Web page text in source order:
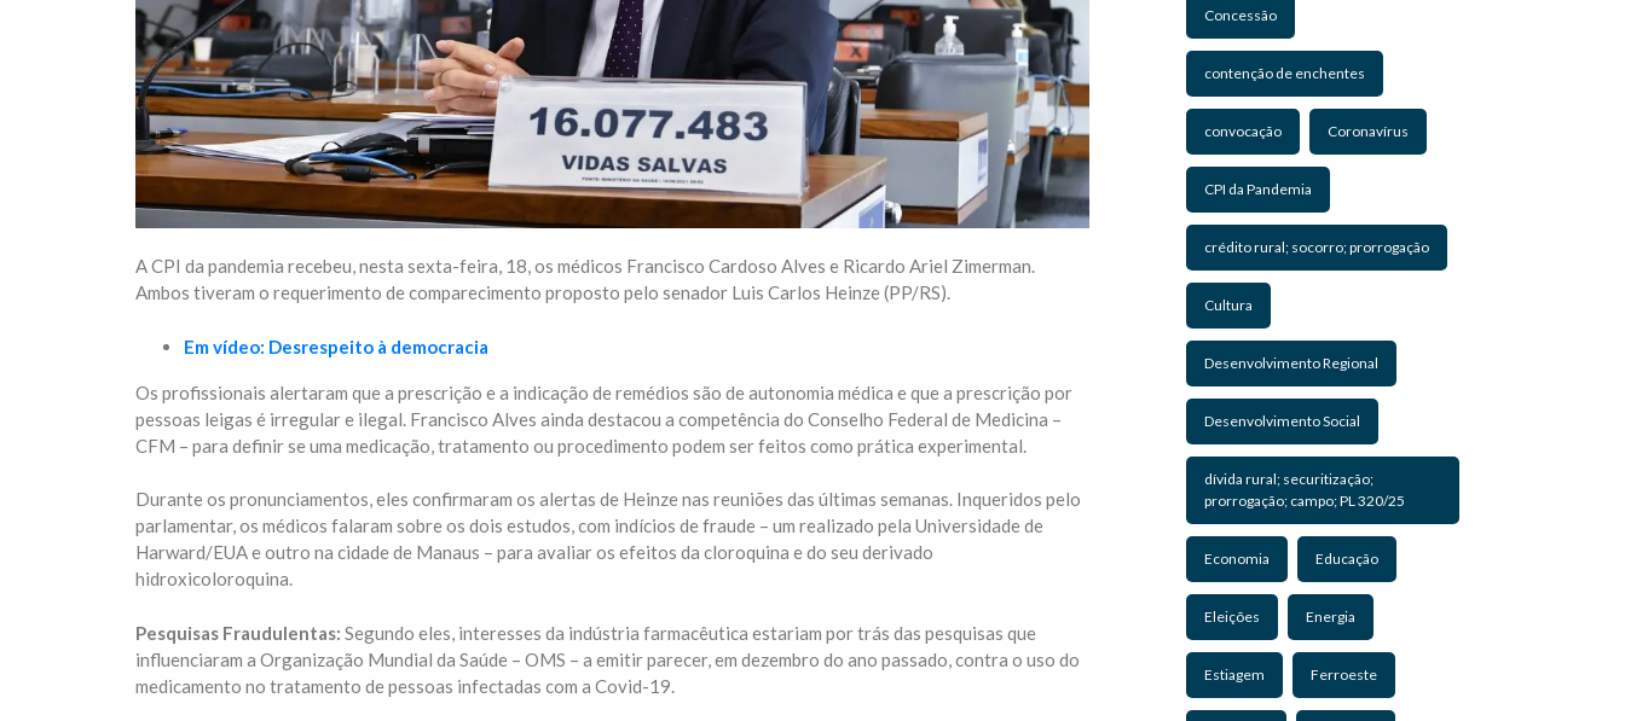
A CPI da pandemia recebeu, nesta sexta-feira, 18, os médicos Francisco Cardoso Alves e Ricardo Ariel Zimerman.
Ambos tiveram o requerimento de comparecimento proposto pelo senador Luis Carlos Heinze (PP/RS).
Em vídeo: Desrespeito à democracia
Os profissionais alertaram que a prescrição e a indicação de remédios são de autonomia médica e que a prescrição por
pessoas leigas é irregular e ilegal. Francisco Alves ainda destacou a competência do Conselho Federal de Medicina –
CFM – para definir se uma medicação, tratamento ou procedimento podem ser feitos como prática experimental.
Durante os pronunciamentos, eles confirmaram os alertas de Heinze nas reuniões das últimas semanas. Inqueridos pelo
parlamentar, os médicos falaram sobre os dois estudos, com indícios de fraude – um realizado pela Universidade de
Harward/EUA e outro na cidade de Manaus – para avaliar os efeitos da cloroquina e do seu derivado
hidroxicoloroquina.
Pesquisas Fraudulentas: Segundo eles, interesses da indústria farmacêutica estariam por trás das pesquisas que
influenciaram a Organização Mundial da Saúde – OMS – a emitir parecer, em dezembro do ano passado, contra o uso do
medicamento no tratamento de pessoas infectadas com a Covid-19.
Concessão
contenção de enchentes
convocação Coronavírus
CPI da Pandemia
crédito rural; socorro; prorrogação
Cultura
Desenvolvimento Regional
Desenvolvimento Social
dívida rural; securitização;
prorrogação; campo; PL 320/25
Economia Educação
Eleições Energia
Estiagem Ferroeste